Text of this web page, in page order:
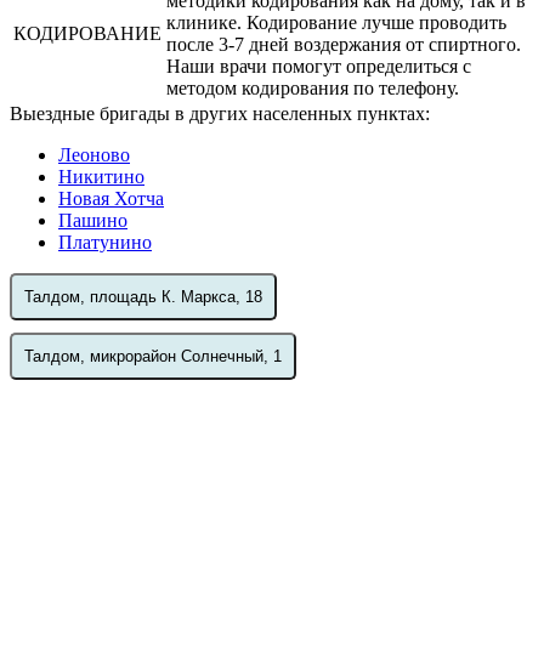
КОДИРОВАНИЕ
клинике. Кодирование лучше проводить
после 3-7 дней воздержания от спиртного.
Наши врачи помогут определиться с
методом кодирования по телефону.
Выездные бригады в других населенных пунктах:
Леоново
Никитино
Новая Хотча
Пашино
Платунино
Талдом, площадь К. Маркса, 18
Талдом, микрорайон Солнечный, 1